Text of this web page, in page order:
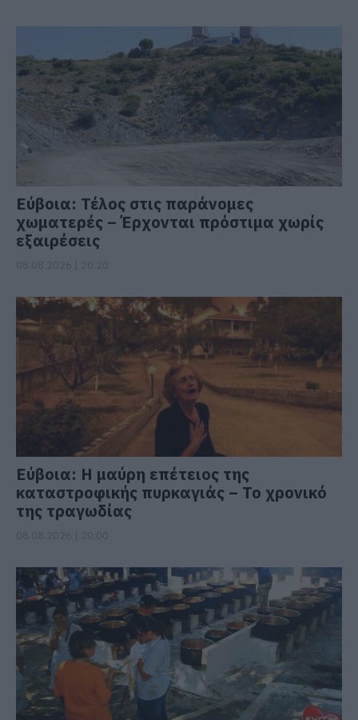
Εύβοια: Τέλος στις παράνομες
χωματερές – Έρχονται πρόστιμα χωρίς
εξαιρέσεις
Εύβοια: Η μαύρη επέτειος της
καταστροφικής πυρκαγιάς – Το χρονικό
της τραγωδίας